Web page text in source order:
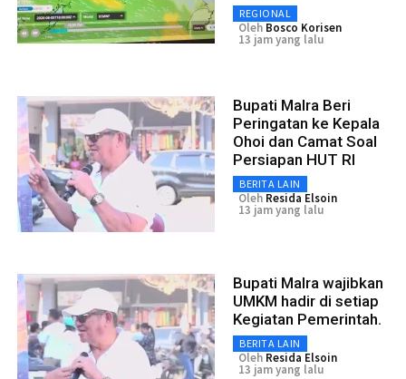
REGIONAL
Oleh Bosco Korisen
13 jam yang lalu
Bupati Malra Beri
Peringatan ke Kepala
Ohoi dan Camat Soal
Persiapan HUT RI
BERITA LAIN
Oleh Resida Elsoin
13 jam yang lalu
Bupati Malra wajibkan
UMKM hadir di setiap
Kegiatan Pemerintah.
BERITA LAIN
Oleh Resida Elsoin
13 jam yang lalu